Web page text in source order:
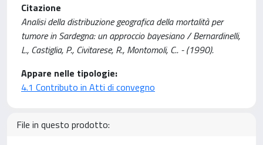
Citazione
Analisi della distribuzione geografica della mortalità per
tumore in Sardegna: un approccio bayesiano / Bernardinelli,
L., Castiglia, P., Civitarese, R., Montomoli, C.. - (1990).
Appare nelle tipologie:
4.1 Contributo in Atti di convegno
File in questo prodotto: